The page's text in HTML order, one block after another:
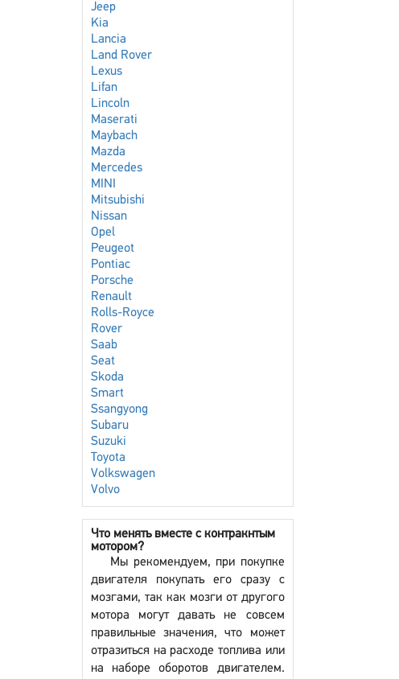
Jeep
Kia
Lancia
Land Rover
Lexus
Lifan
Lincoln
Maserati
Maybach
Mazda
Mercedes
MINI
Mitsubishi
Nissan
Opel
Peugeot
Pontiac
Porsche
Renault
Rolls-Royce
Rover
Saab
Seat
Skoda
Smart
Ssangyong
Subaru
Suzuki
Toyota
Volkswagen
Volvo
Что менять вместе с контракнтым
мотором?
Мы рекомендуем, при покупке
двигателя покупать его сразу с
мозгами, так как мозги от другого
мотора могут давать не совсем
правильные значения, что может
отразиться на расходе топлива или
на наборе оборотов двигателем.